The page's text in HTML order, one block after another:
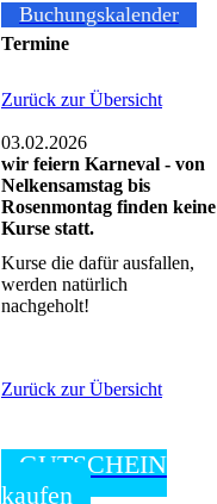
Buchungskalender
Termine
Zurück zur Übersicht
03.02.2026
wir feiern Karneval - von
Nelkensamstag bis
Rosenmontag finden keine
Kurse statt.
Kurse die dafür ausfallen,
werden natürlich
nachgeholt!
Zurück zur Übersicht
GUTSCHEIN
kaufen